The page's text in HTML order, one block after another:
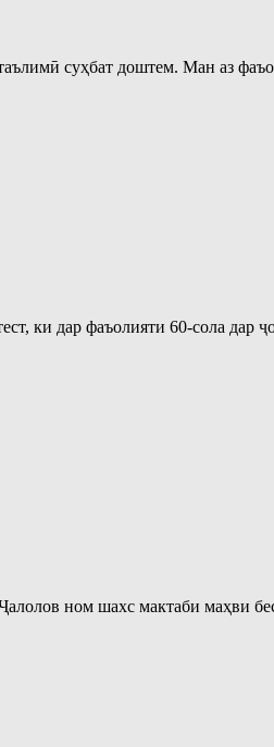
суҳбат доштем. Ман аз
ки дар фаъолияти 60-сола
ном шахс мактаби маҳви